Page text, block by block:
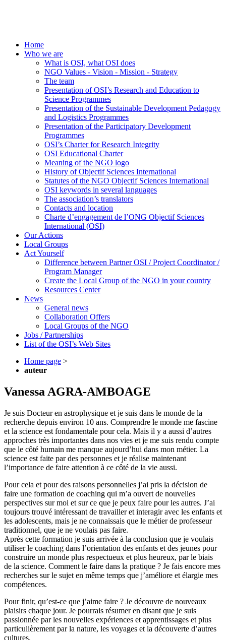
Home
Who we are
What is OSI, what OSI does
NGO Values - Vision - Mission - Strategy
The team
Presentation of OSI’s Research and Education to
Science Programmes
Presentation of the Sustainable Development Pedagogy
and Logistics Programmes
Presentation of the Participatory Development
Programmes
OSI’s Charter for Research Integrity
OSI Educational Charter
Meaning of the NGO logo
History of Objectif Sciences International
Statutes of the NGO Objectif Sciences International
OSI keywords in several languages
The association’s translators
Contacts and location
Charte d’engagement de l’ONG Objectif Sciences
International (OSI)
Our Actions
Local Groups
Act Yourself
Difference between Partner OSI / Project Coordinator /
Program Manager
Create the Local Group of the NGO in your country
Resources Center
News
General news
Collaboration Offers
Local Groups of the NGO
Jobs / Partnerships
List of the OSI’s Web Sites
Home page >
auteur
Vanessa AGRA-AMBOAGE
Je suis Docteur en astrophysique et je suis dans le monde de la
recherche depuis environ 10 ans. Comprendre le monde me fascine
et la science est fondamentale pour cela. Mais il y a aussi d’autres
approches très importantes dans nos vies et je me suis rendu compte
que le côté humain me manque aujourd’hui dans mon métier. La
science est faite par des personnes et je réalise maintenant
l’importance de faire attention à ce côté de la vie aussi.
Pour cela et pour des raisons personnelles j’ai pris la décision de
faire une formation de coaching qui m’a ouvert de nouvelles
perspectives sur moi et sur ce que je peux faire pour les autres. J’ai
toujours trouvé intéressant de travailler et interagir avec les enfants et
les adolescents, mais je ne connaissais que le métier de professeur
traditionnel, que je ne voulais pas faire.
Après cette formation je suis arrivée à la conclusion que je voulais
utiliser le coaching dans l’orientation des enfants et des jeunes pour
construire un monde plus respectueux et plus heureux, par le biais
de la science. Comment le faire dans la pratique ? Je fais encore mes
recherches sur le sujet en même temps que j’améliore et élargie mes
compétences.
Pour finir, qu’est-ce que j’aime faire ? Je découvre de nouveaux
plaisirs chaque jour. Je pourrais résumer en disant que je suis
passionnée par les nouvelles expériences et apprentissages et plus
particulièrement par la nature, les voyages et la découverte d’autres
cultures.